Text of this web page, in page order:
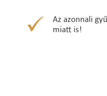
Az azonnali
miatt is!